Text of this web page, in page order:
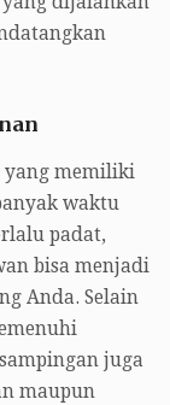
yang memiliki
waktu
padat,
bisa menjadi
Anda. Selain
juga
maupun